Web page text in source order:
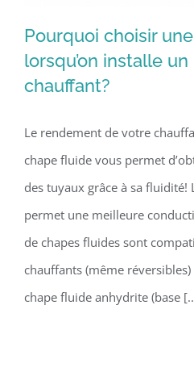
lorsqu’on
Pourquoi choisir
lorsqu’on installe
chauffant?
Le rendement de votre
chape fluide vous permet
des tuyaux grâce à sa fluidité!
permet une meilleure
de chapes fluides sont
chauffants (même
chape fluide anhydrite (base